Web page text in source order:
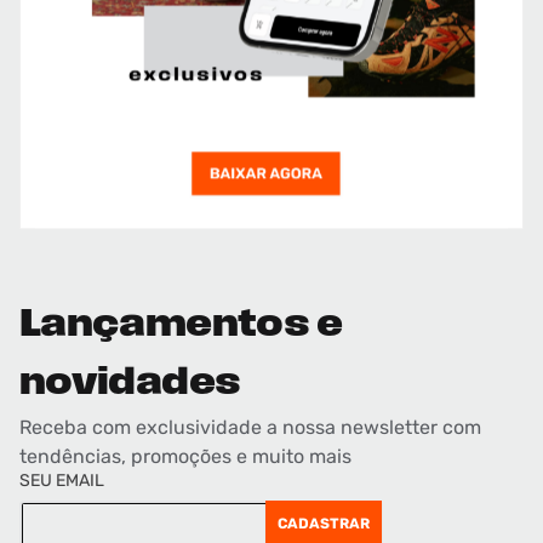
Lançamentos e
novidades
Receba com exclusividade a nossa newsletter com
tendências, promoções e muito mais
SEU EMAIL
CADASTRAR